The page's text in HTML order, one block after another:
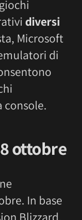
diversi
Microsoft
di
console.
ottobre
In base
Blizzard,